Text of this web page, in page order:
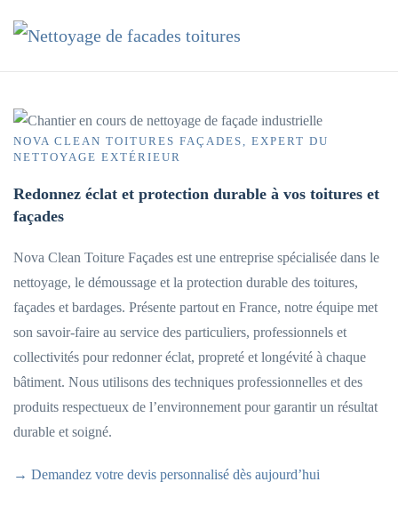
Accéder au contenu principal
NOVA CLEAN TOITURES FAÇADES, EXPERT DU
NETTOYAGE EXTÉRIEUR
Redonnez éclat et protection durable à vos toitures et
façades
Nova Clean Toiture Façades est une entreprise spécialisée dans le
nettoyage, le démoussage et la protection durable des toitures,
façades et bardages. Présente partout en France, notre équipe met
son savoir-faire au service des particuliers, professionnels et
collectivités pour redonner éclat, propreté et longévité à chaque
bâtiment. Nous utilisons des techniques professionnelles et des
produits respectueux de l’environnement pour garantir un résultat
durable et soigné.
→ Demandez votre devis personnalisé dès aujourd’hui